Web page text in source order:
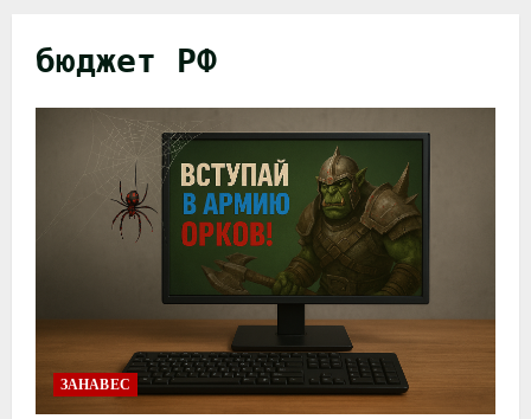
бюджет РФ
ЗАНАВЕС